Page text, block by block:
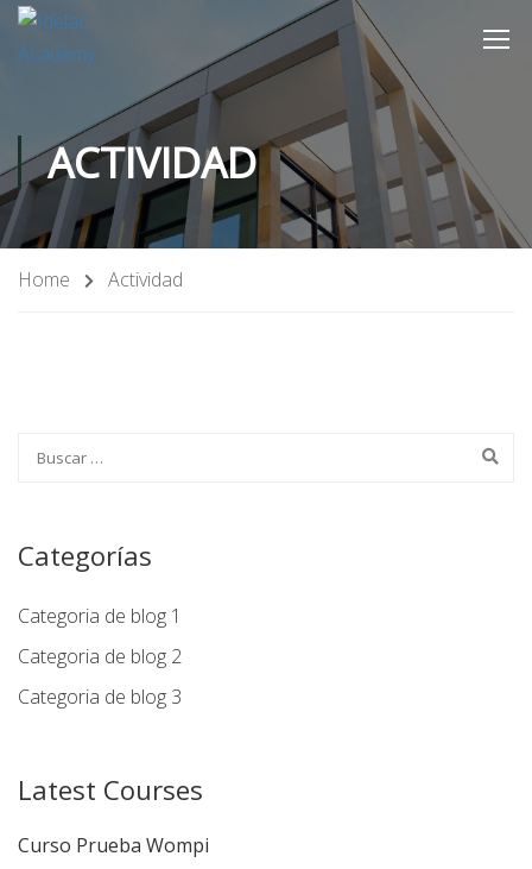
ACTIVIDAD
Home Actividad
Categorías
Categoria de blog 1
Categoria de blog 2
Categoria de blog 3
Latest Courses
Curso Prueba Wompi